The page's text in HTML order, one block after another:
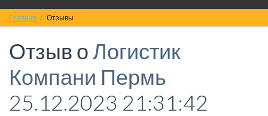
Спорт Фильмы
Красота Здоровье Остальное
Главная Отзывы
Отзыв оЛогистик
Компани Пермь
25.12.2023 21:31:42